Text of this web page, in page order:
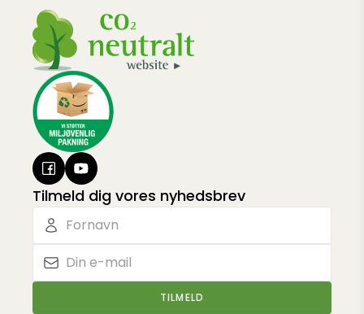
Tilmeld dig vores nyhedsbrev
TILMELD